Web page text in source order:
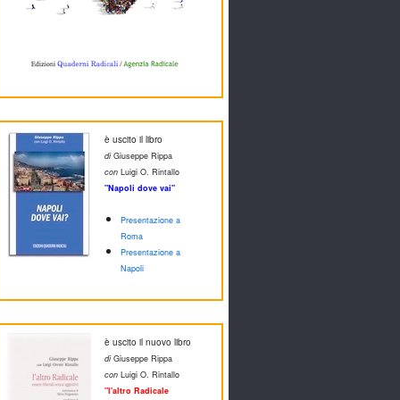
è uscito il libro
diGiuseppe Rippa
con Luigi O. Rintallo
"Napoli dove vai"
Presentazione a
Roma
Presentazione a
Napoli
è uscito il nuovo libro
diGiuseppe Rippa
con Luigi O. Rintallo
"l'altro Radicale